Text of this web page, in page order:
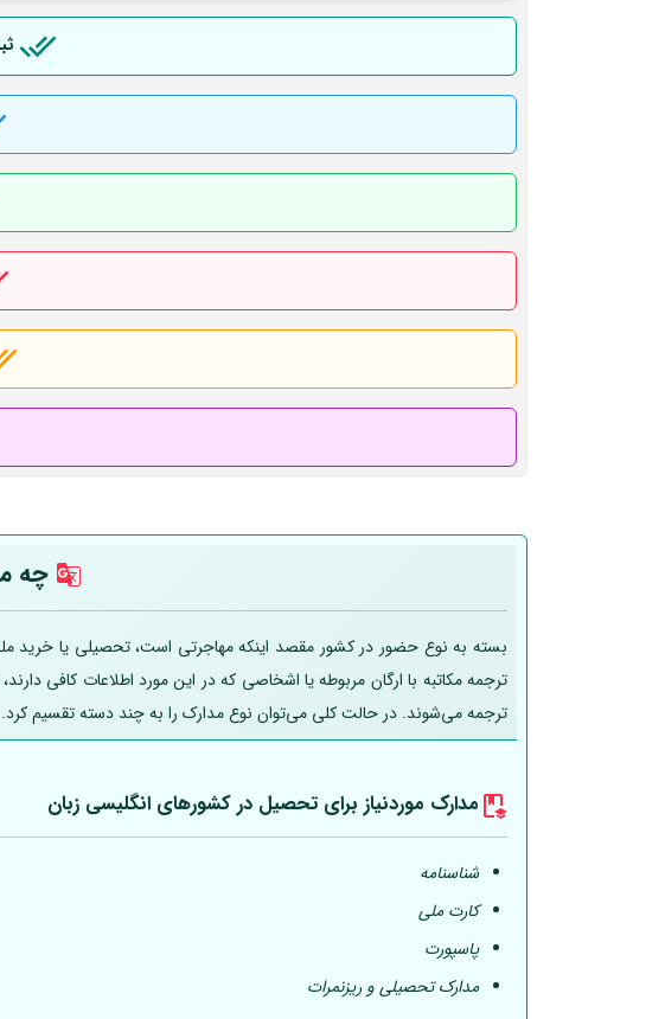
چه
بسته به نوع حضور در کشور مقصد اینکه مهاجرتی است، تحصیلی یا خرید
ترجمه مکاتبه با ارگان مربوطه یا اشخاصی که در این مورد اطلاعات کافی
ترجمه می‌شوند. در حالت کلی می‌توان نوع مدارک را به چند دسته تقسیم کرد.
مدارک موردنیاز برای تحصیل در کشورهای انگلیسی زبان
شناسنامه
کارت ملی
پاسپورت
مدارک تحصیلی و ریزنمرات